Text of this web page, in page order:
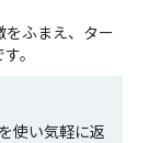
をふまえ、ター
。
使い気軽に返